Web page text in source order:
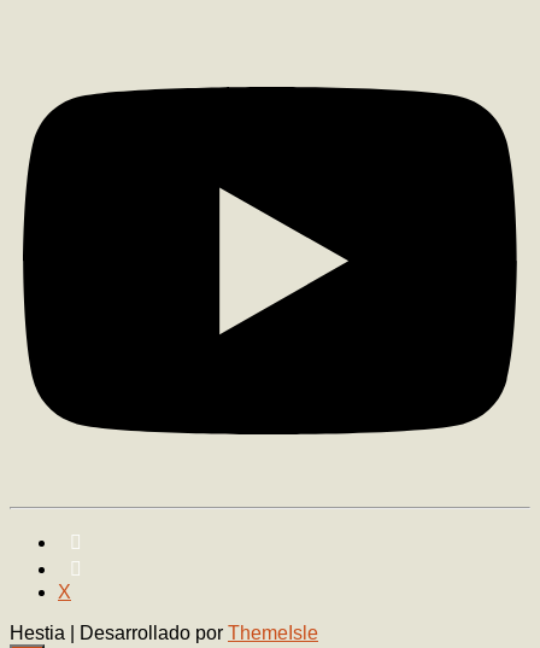
X
Hestia | Desarrollado por ThemeIsle